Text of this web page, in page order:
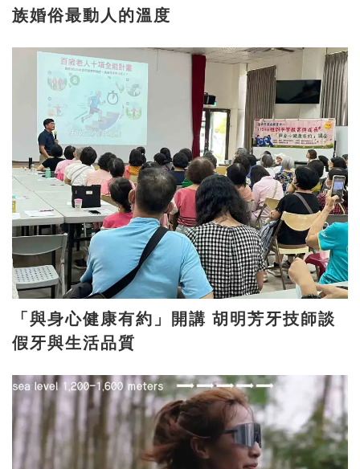
族婚俗最動人的溫度
「與身心健康有約」開講 胡明芳牙技師談
假牙與生活品質